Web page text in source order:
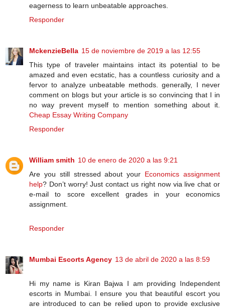
eagerness to learn unbeatable approaches.
Responder
MckenzieBella 15 de noviembre de 2019 a las 12:55
This type of traveler maintains intact its potential to be
amazed and even ecstatic, has a countless curiosity and a
fervor to analyze unbeatable methods. generally, I never
comment on blogs but your article is so convincing that I in
no way prevent myself to mention something about it.
Cheap Essay Writing Company
Responder
William smith 10 de enero de 2020 a las 9:21
Are you still stressed about your Economics assignment
help? Don’t worry! Just contact us right now via live chat or
e-mail to score excellent grades in your economics
assignment.
Responder
Mumbai Escorts Agency 13 de abril de 2020 a las 8:59
Hi my name is Kiran Bajwa I am providing Independent
escorts in Mumbai. I ensure you that beautiful escort you
are introduced to can be relied upon to provide exclusive